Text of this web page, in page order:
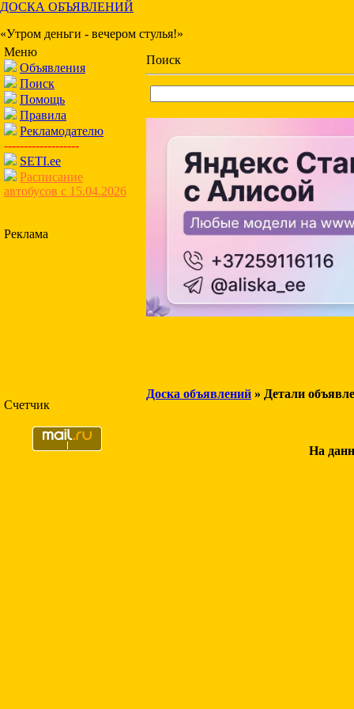
ДОСКА ОБЪЯВЛЕНИЙ
«Утром деньги - вечером стулья!»
Меню
Объявления
Поиск
Помощь
Правила
Рекламодателю
-------------------
SETI.ee
Расписание
автобусов с 15.04.2026
Реклама
Счетчик
Поиск
Доска объявлений » Детали
На